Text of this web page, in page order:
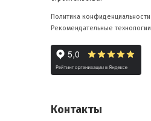
Политика конфиденциальности
Рекомендательные технологии
Контакты